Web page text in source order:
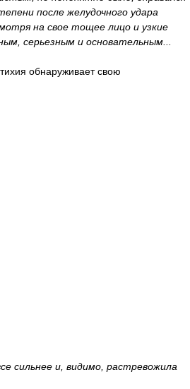
после желудочного удара
на свое тощее лицо и узкие
серьезным и основательным...
обнаруживает свою
сильнее и, видимо, растревожила